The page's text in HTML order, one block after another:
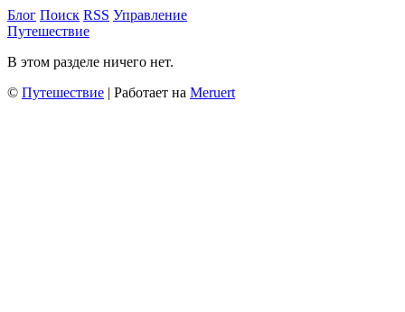
Блог Поиск RSS Управление
Путешествие
В этом разделе ничего нет.
© Путешествие | Работает на Meruert